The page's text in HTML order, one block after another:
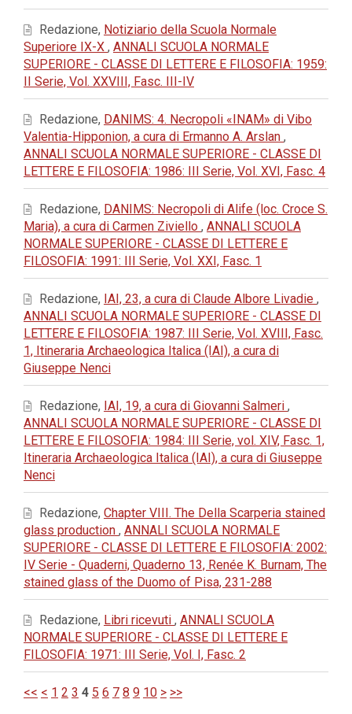
Redazione, Notiziario della Scuola Normale
Superiore IX-X , ANNALI SCUOLA NORMALE
SUPERIORE - CLASSE DI LETTERE E FILOSOFIA: 1959:
II Serie, Vol. XXVIII, Fasc. III-IV
Redazione, DANIMS: 4. Necropoli «INAM» di Vibo
Valentia-Hipponion, a cura di Ermanno A. Arslan ,
ANNALI SCUOLA NORMALE SUPERIORE - CLASSE DI
LETTERE E FILOSOFIA: 1986: III Serie, Vol. XVI, Fasc. 4
Redazione, DANIMS: Necropoli di Alife (loc. Croce S.
Maria), a cura di Carmen Ziviello , ANNALI SCUOLA
NORMALE SUPERIORE - CLASSE DI LETTERE E
FILOSOFIA: 1991: III Serie, Vol. XXI, Fasc. 1
Redazione, IAI, 23, a cura di Claude Albore Livadie ,
ANNALI SCUOLA NORMALE SUPERIORE - CLASSE DI
LETTERE E FILOSOFIA: 1987: III Serie, Vol. XVIII, Fasc.
1, Itineraria Archaeologica Italica (IAI), a cura di
Giuseppe Nenci
Redazione, IAI, 19, a cura di Giovanni Salmeri ,
ANNALI SCUOLA NORMALE SUPERIORE - CLASSE DI
LETTERE E FILOSOFIA: 1984: III Serie, vol. XIV, Fasc. 1,
Itineraria Archaeologica Italica (IAI), a cura di Giuseppe
Nenci
Redazione, Chapter VIII. The Della Scarperia stained
glass production , ANNALI SCUOLA NORMALE
SUPERIORE - CLASSE DI LETTERE E FILOSOFIA: 2002:
IV Serie - Quaderni, Quaderno 13, Renée K. Burnam, The
stained glass of the Duomo of Pisa, 231-288
Redazione, Libri ricevuti , ANNALI SCUOLA
NORMALE SUPERIORE - CLASSE DI LETTERE E
FILOSOFIA: 1971: III Serie, Vol. I, Fasc. 2
<< < 1 2 3 4 5 6 7 8 9 10 > >>